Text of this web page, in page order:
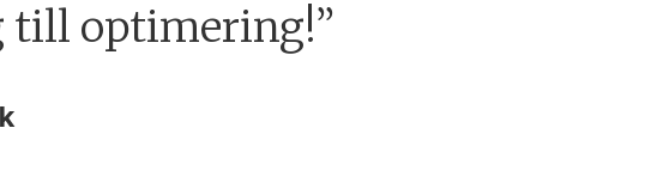
till optimering!”